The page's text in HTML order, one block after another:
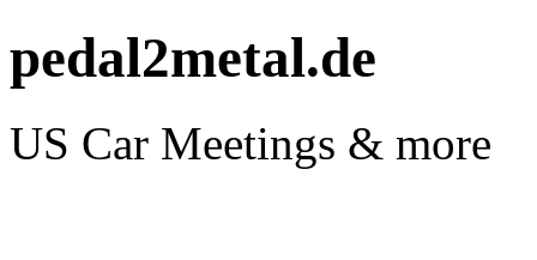
pedal2metal.de
US Car Meetings & more